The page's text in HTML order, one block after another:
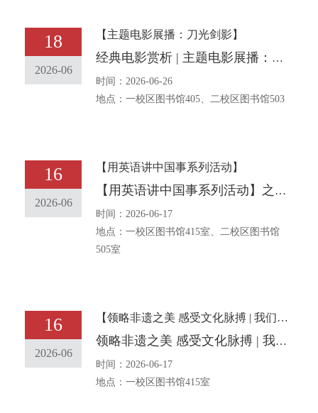
18
2026-06
【主题电影展播：刀光剑影】
经典电影赏析 | 主题电影展播：刀光剑影
时间：2026-06-26
地点：一校区图书馆405、二校区图书馆503
16
2026-06
【用英语讲中国事系列活动】
【用英语讲中国事系列活动】之三十五：中华传统文化主题口语角报名通知 [The traditional Chinese and English Corner event] No. 35 Notice on Entering for the English Corner with the Theme of Chinese Traditional Culture
时间：2026-06-17
地点：一校区图书馆415室、二校区图书馆
505室
16
2026-06
【领略非遗之美 感受文化脉搏 | 我们一起学——布贴画】
领略非遗之美 感受文化脉搏 | 我们一起学——布贴画
时间：2026-06-17
地点：一校区图书馆415室